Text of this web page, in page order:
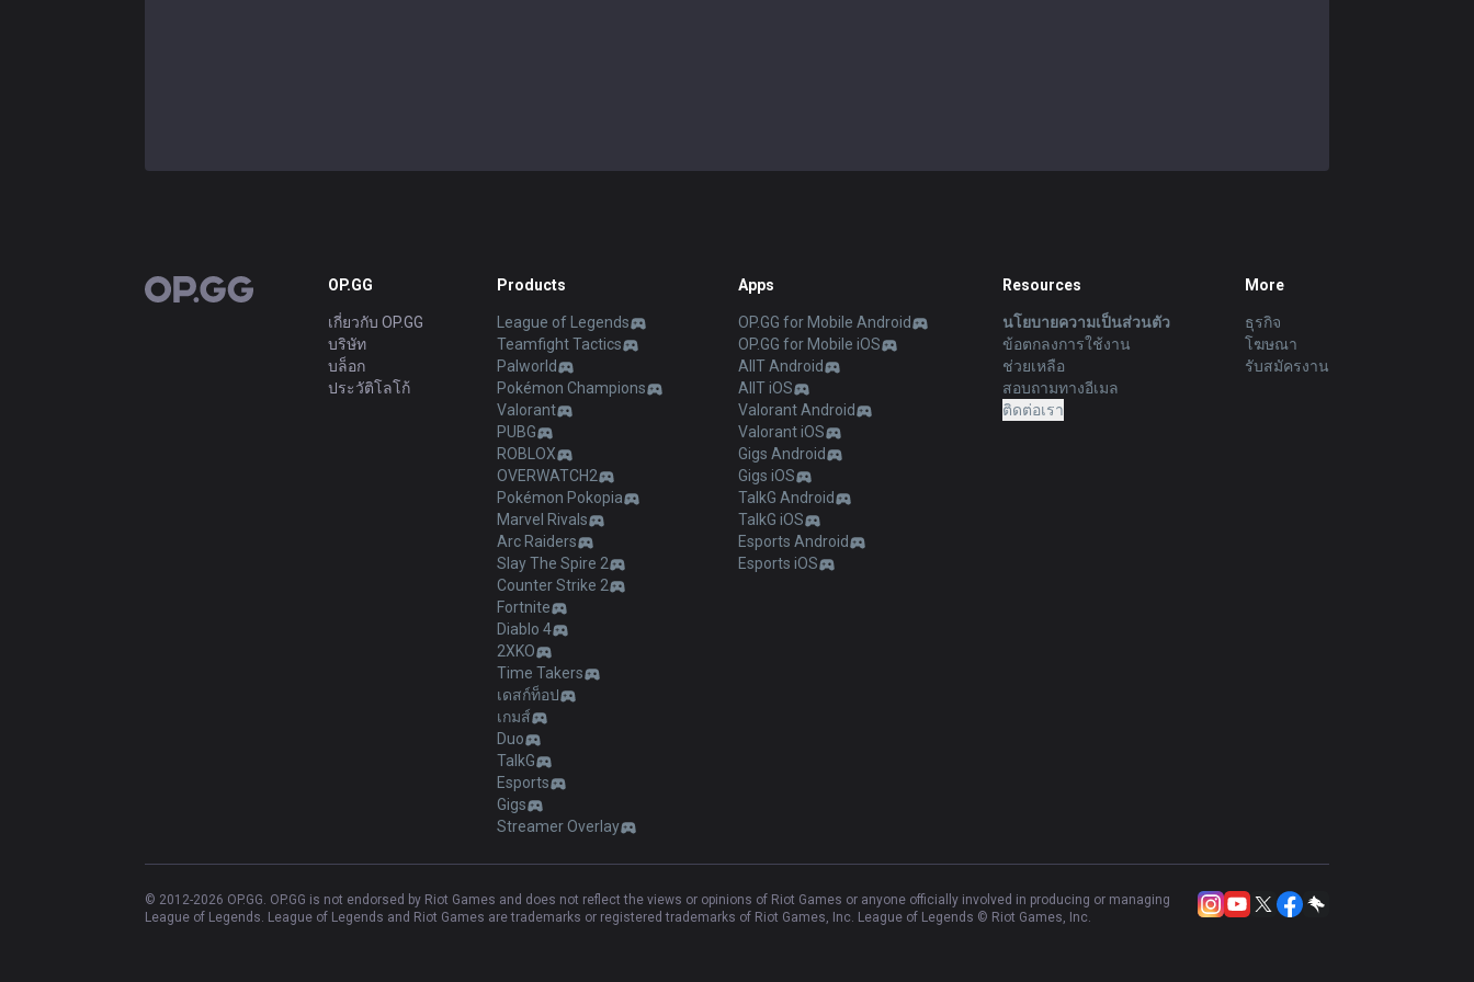
OP.GG OP.GG
เกี่ยวกับ OP.GG
บริษัท
บล็อก
ประวัติโลโก้
Products
League of Legends
Teamfight Tactics
Palworld
Pokémon Champions
Valorant
PUBG
ROBLOX
OVERWATCH2
Pokémon Pokopia
Marvel Rivals
Arc Raiders
Slay The Spire 2
Counter Strike 2
Fortnite
Diablo 4
2XKO
Time Takers
เดสก์ท็อป
เกมส์
Duo
TalkG
Esports
Gigs
Streamer Overlay
Apps
OP.GG for Mobile Android
OP.GG for Mobile iOS
AllT Android
AllT iOS
Valorant Android
Valorant iOS
Gigs Android
Gigs iOS
TalkG Android
TalkG iOS
Esports Android
Esports iOS
Resources
นโยบายความเป็นส่วนตัว
ข้อตกลงการใช้งาน
ช่วยเหลือ
สอบถามทางอีเมล
ติดต่อเรา
More
ธุรกิจ
โฆษณา
รับสมัครงาน
© 2012-2026 OP.GG. OP.GG is not endorsed by Riot Games and does not reflect the views or opinions of Riot Games or anyone officially involved in producing or managing
League of Legends. League of Legends and Riot Games are trademarks or registered trademarks of Riot Games, Inc. League of Legends © Riot Games, Inc.